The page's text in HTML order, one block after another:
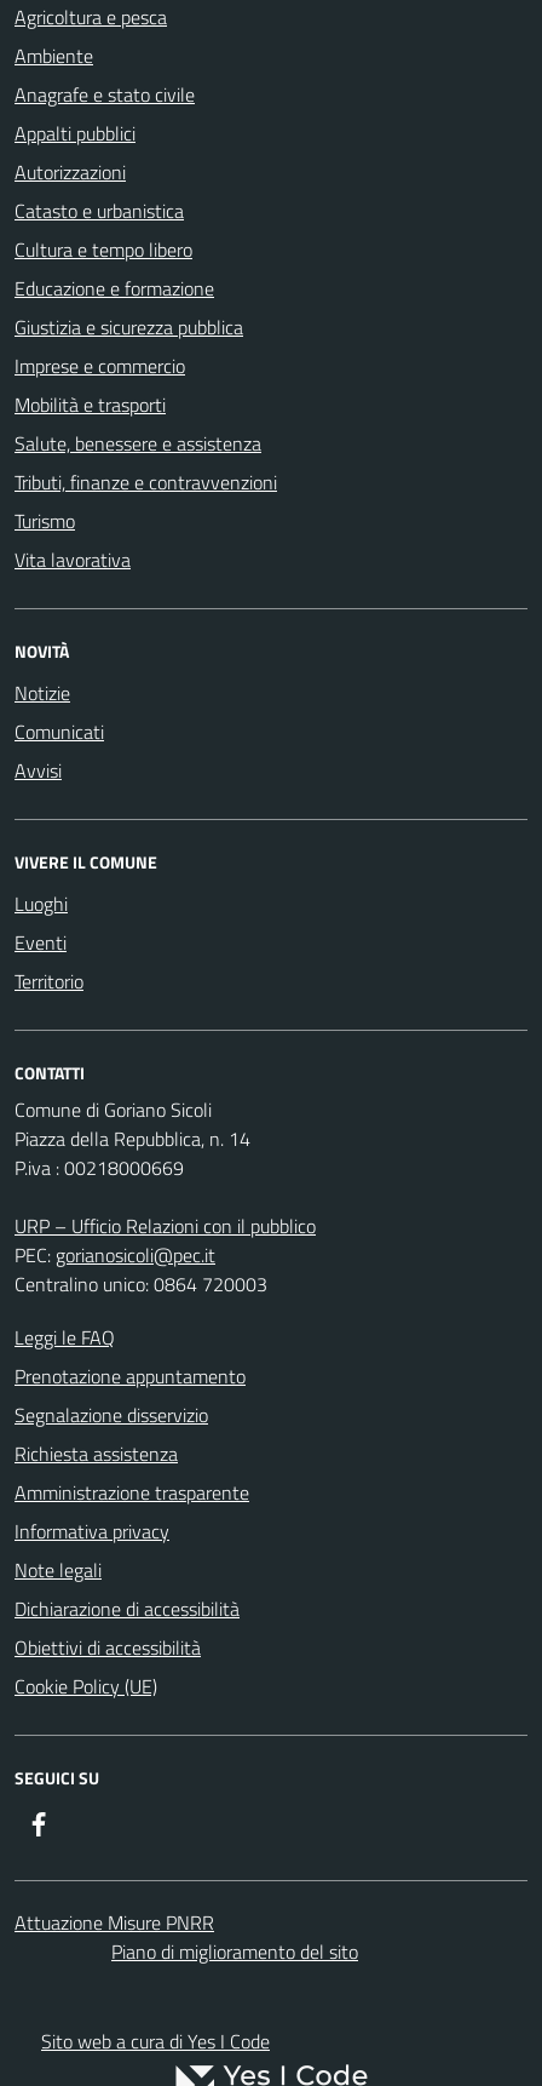
Agricoltura e pesca
Ambiente
Anagrafe e stato civile
Appalti pubblici
Autorizzazioni
Catasto e urbanistica
Cultura e tempo libero
Educazione e formazione
Giustizia e sicurezza pubblica
Imprese e commercio
Mobilità e trasporti
Salute, benessere e assistenza
Tributi, finanze e contravvenzioni
Turismo
Vita lavorativa
NOVITÀ
Notizie
Comunicati
Avvisi
VIVERE IL COMUNE
Luoghi
Eventi
Territorio
CONTATTI
Comune di Goriano Sicoli
Piazza della Repubblica, n. 14
P.iva : 00218000669
URP – Ufficio Relazioni con il pubblico
PEC: gorianosicoli@pec.it
Centralino unico: 0864 720003
Leggi le FAQ
Prenotazione appuntamento
Segnalazione disservizio
Richiesta assistenza
Amministrazione trasparente
Informativa privacy
Note legali
Dichiarazione di accessibilità
Obiettivi di accessibilità
Cookie Policy (UE)
SEGUICI SU
Attuazione Misure PNRR
Piano di miglioramento del sito
Sito web a cura di Yes I Code